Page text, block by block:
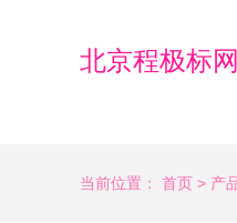
北京程极标
当前位置： 首页 > 产